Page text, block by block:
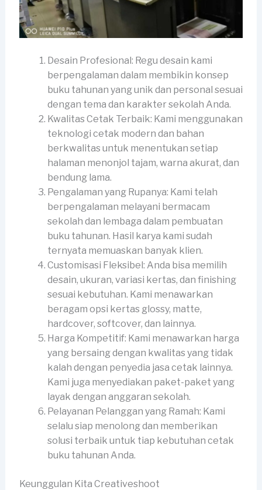
Desain Profesional: Regu desain kami
berpengalaman dalam membikin konsep
buku tahunan yang unik dan personal sesuai
dengan tema dan karakter sekolah Anda.
Kwalitas Cetak Terbaik: Kami menggunakan
teknologi cetak modern dan bahan
berkwalitas untuk menentukan setiap
halaman menonjol tajam, warna akurat, dan
bendung lama.
Pengalaman yang Rupanya: Kami telah
berpengalaman melayani bermacam
sekolah dan lembaga dalam pembuatan
buku tahunan. Hasil karya kami sudah
ternyata memuaskan banyak klien.
Customisasi Fleksibel: Anda bisa memilih
desain, ukuran, variasi kertas, dan finishing
sesuai kebutuhan. Kami menawarkan
beragam opsi kertas glossy, matte,
hardcover, softcover, dan lainnya.
Harga Kompetitif: Kami menawarkan harga
yang bersaing dengan kwalitas yang tidak
kalah dengan penyedia jasa cetak lainnya.
Kami juga menyediakan paket-paket yang
layak dengan anggaran sekolah.
Pelayanan Pelanggan yang Ramah: Kami
selalu siap menolong dan memberikan
solusi terbaik untuk tiap kebutuhan cetak
buku tahunan Anda.
Keunggulan Kita Creativeshoot